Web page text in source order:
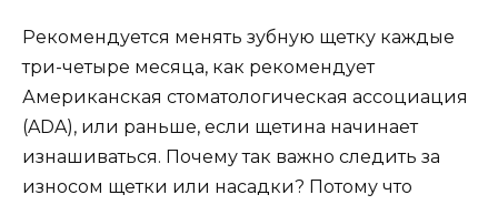
Рекомендуется менять зубную щетку каждые
три-четыре месяца, как рекомендует
Американская стоматологическая ассоциация
(ADA), или раньше, если щетина начинает
изнашиваться. Почему так важно следить за
износом щетки или насадки? Потому что